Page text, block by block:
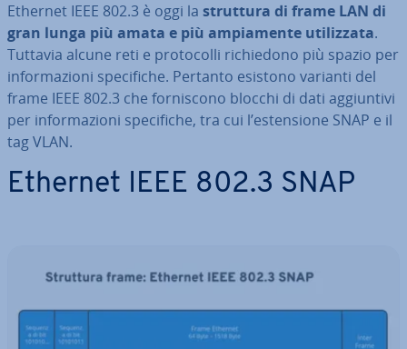
Ethernet IEEE 802.3 è oggi la struttura di frame LAN di
gran lunga più amata e più am­pia­men­te uti­liz­za­ta.
Tuttavia alcune reti e pro­to­col­li ri­chie­do­no più spazio per
in­for­ma­zio­ni spe­ci­fi­che. Pertanto esistono varianti del
frame IEEE 802.3 che for­ni­sco­no blocchi di dati ag­giun­ti­vi
per in­for­ma­zio­ni spe­ci­fi­che, tra cui l’esten­sio­ne SNAP e il
tag VLAN.
Ethernet IEEE 802.3 SNAP